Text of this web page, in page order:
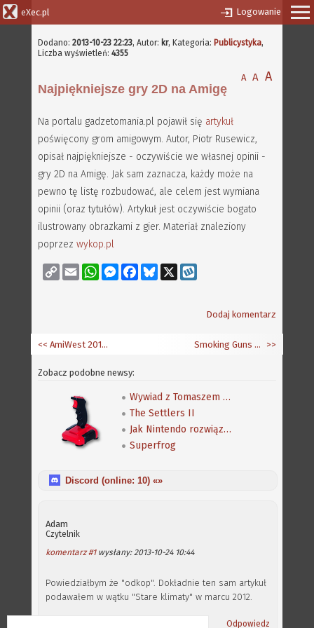
eXec.pl Logowanie
Dodano: 2013-10-23 22:23, Autor: kr, Kategoria: Publicystyka,
Liczba wyświetleń: 4355
A A A
Najpiękniejsze gry 2D na Amigę
Na portalu gadzetomania.pl pojawił się artykuł
poświęcony grom amigowym. Autor, Piotr Rusewicz,
opisał najpiękniejsze - oczywiście we własnej opinii -
gry 2D na Amigę. Jak sam zaznacza, każdy może na
pewno tę listę rozbudować, ale celem jest wymiana
opinii (oraz tytułów). Artykuł jest oczywiście bogato
ilustrowany obrazkami z gier. Materiał znaleziony
poprzez wykop.pl
Copy
Link
Email WhatsAppMessenger
FacebookBluesky
Dodaj komentarz
Smoking Guns - wkrótce dla AmigaOS 4 >>
<< AmiWest 2013 - zdjęcia
Zobacz podobne newsy:
Wywiad z Tomaszem Cechowskim, autorem gry Zdrajca
The Settlers II
Jak Nintendo rozwiązało problem otwartego świata
Superfrog
Discord (online: 10) «»
Adam
Czytelnik
komentarz #1wysłany: 2013-10-24 10:44
Powiedziałbym że "odkop". Dokładnie ten sam artykuł
podawałem w wątku "Stare klimaty" w marcu 2012.
Odpowiedz